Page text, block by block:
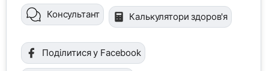
Консультант Калькулятори здоров'я
Поділитися у Facebook